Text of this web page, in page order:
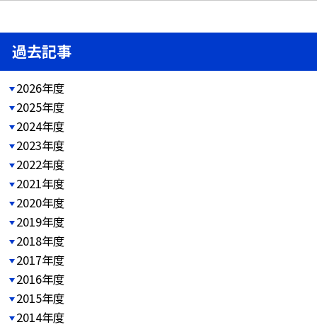
過去記事
2026年度
2025年度
2024年度
2023年度
2022年度
2021年度
2020年度
2019年度
2018年度
2017年度
2016年度
2015年度
2014年度